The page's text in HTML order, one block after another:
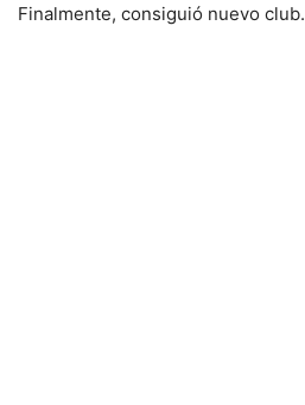
Finalmente, consiguió nuevo club.